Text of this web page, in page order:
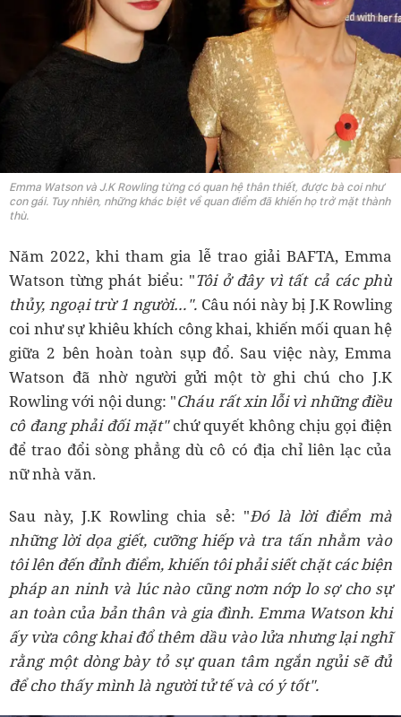
Emma Watson và J.K Rowling từng có quan hệ thân thiết, được bà coi như
con gái. Tuy nhiên, những khác biệt về quan điểm đã khiến họ trở mặt thành
thù.
Năm 2022, khi tham gia lễ trao giải BAFTA, Emma
Watson từng phát biểu: "Tôi ở đây vì tất cả các phù
thủy, ngoại trừ 1 người…". Câu nói này bị J.K Rowling
coi như sự khiêu khích công khai, khiến mối quan hệ
giữa 2 bên hoàn toàn sụp đổ. Sau việc này, Emma
Watson đã nhờ người gửi một tờ ghi chú cho J.K
Rowling với nội dung: "Cháu rất xin lỗi vì những điều
cô đang phải đối mặt"chứ quyết không chịu gọi điện
để trao đổi sòng phẳng dù cô có địa chỉ liên lạc của
nữ nhà văn.
Sau này, J.K Rowling chia sẻ: "Đó là lời điểm mà
những lời dọa giết, cưỡng hiếp và tra tấn nhằm vào
tôi lên đến đỉnh điểm, khiến tôi phải siết chặt các biện
pháp an ninh và lúc nào cũng nơm nớp lo sợ cho sự
an toàn của bản thân và gia đình. Emma Watson khi
ấy vừa công khai đổ thêm dầu vào lửa nhưng lại nghĩ
rằng một dòng bày tỏ sự quan tâm ngắn ngủi sẽ đủ
để cho thấy mình là người tử tế và có ý tốt".